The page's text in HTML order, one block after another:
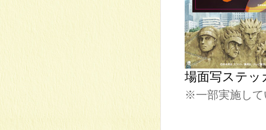
場面写ステッ
※一部実施して